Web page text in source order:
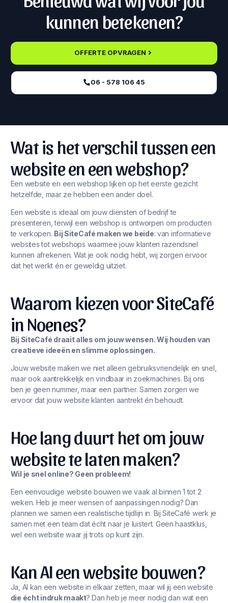
kunnen betekenen?
OFFERTE OPVRAGEN
06 - 578 106 45‬
Wat is het verschil tussen een
website en een webshop?
Een website en een webshop lijken op het eerste gezicht
hetzelfde, maar ze hebben een ander doel.
Een website is ideaal om jouw diensten of bedrijf te
presenteren, terwijl een webshop is ontworpen om producten
te verkopen. Bij SiteCafé maken we beide: van informatieve
websites tot webshops waarmee jouw klanten razendsnel
kunnen afrekenen. Wat je ook nodig hebt, wij zorgen ervoor
dat het werkt én er geweldig uitziet.
Waarom kiezen voor SiteCafé
in Noenes?
Bij SiteCafé draait alles om jouw wensen. Wij houden van
creatieve ideeën en slimme oplossingen.
Jouw website maken we niet alleen gebruiksvriendelijk en snel,
maar ook aantrekkelijk en vindbaar in zoekmachines. Bij ons
ben je geen nummer, maar een partner. Samen zorgen we
ervoor dat jouw website klanten aantrekt én behoudt.
Hoe lang duurt het om jouw
website te laten maken?
Wil je snel online? Geen probleem!
Een eenvoudige website bouwen we vaak al binnen 1 tot 2
weken. Heb je meer wensen of aanpassingen nodig? Dan
plannen we samen een realistische tijdlijn in. Bij SiteCafé werk je
samen met een team dat écht naar je luistert. Geen haastklus,
wel een website waar jij trots op kunt zijn.
Kan AI een website bouwen?
Ja, AI kan een website in elkaar zetten, maar wil jij een website
die écht indruk maakt? Dan heb je meer nodig dan wat een